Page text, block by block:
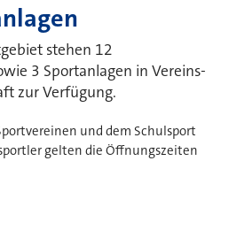
stehen 12
3 Sportanlagen in Vereins-
zur Verfügung.
und dem Schulsport
gelten die Öffnungszeiten